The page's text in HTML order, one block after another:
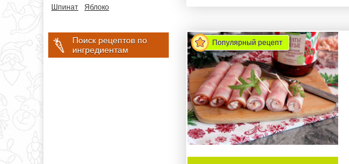
Шпинат
Яблоко
Поиск рецептов по
ингредиентам
Популярный рецепт